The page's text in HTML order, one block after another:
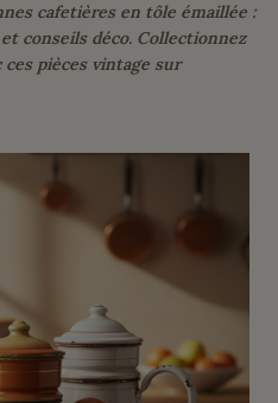
cafetières en tôle émaillée :
conseils déco. Collectionnez
pièces vintage sur